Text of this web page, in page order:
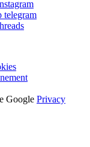
telegram
Google Privacy